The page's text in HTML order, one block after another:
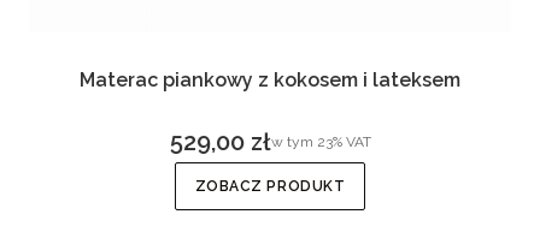
Materac piankowy z kokosem i lateksem
Cena brutto
529,00 złw tym %s VAT
w tym 23%VAT
ZOBACZ PRODUKT